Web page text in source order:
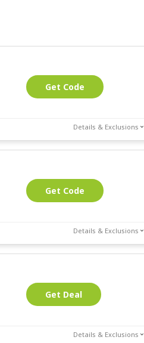
Get Code
Details & Exclusions
Get Code
Details & Exclusions
Get Deal
Details & Exclusions